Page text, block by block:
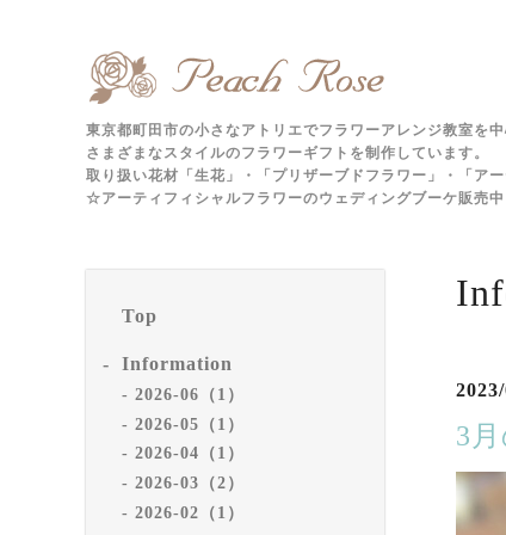
東京都町田市の小さなアトリエでフラワーアレンジ教室を
さまざまなスタイルのフラワーギフトを制作しています。
取り扱い花材「生花」・「プリザーブドフラワー」・「アー
☆アーティフィシャルフラワーのウェディングブーケ販売
Top
Information
2026-06（1）
2026-05（1）
2026-04（1）
2026-03（2）
2026-02（1）
3